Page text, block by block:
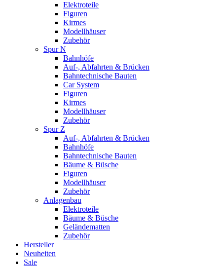
Elektroteile
Figuren
Kirmes
Modellhäuser
Zubehör
Spur N
Bahnhöfe
Auf-, Abfahrten & Brücken
Bahntechnische Bauten
Car System
Figuren
Kirmes
Modellhäuser
Zubehör
Spur Z
Auf-, Abfahrten & Brücken
Bahnhöfe
Bahntechnische Bauten
Bäume & Büsche
Figuren
Modellhäuser
Zubehör
Anlagenbau
Elektroteile
Bäume & Büsche
Geländematten
Zubehör
Hersteller
Neuheiten
Sale